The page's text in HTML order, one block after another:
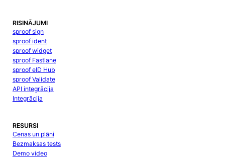
RISINĀJUMI
sproof sign
sproof ident
sproof widget
sproof Fastlane
sproof eID Hub
sproof Validate
API integrācija
Integrācija
RESURSI
Cenas un plāni
Bezmaksas tests
Demo video